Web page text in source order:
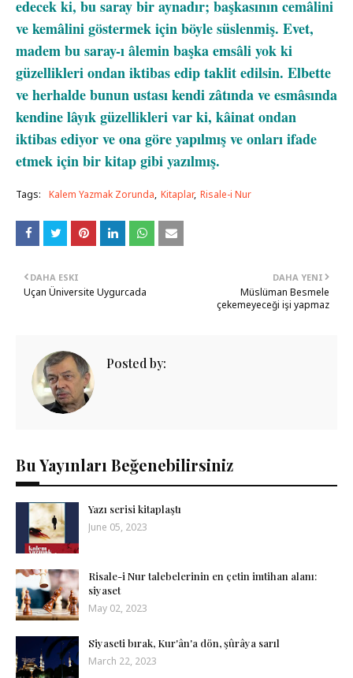
edecek ki, bu saray bir aynadır; başkasının cemâlini
ve kemâlini göstermek için böyle süslenmiş. Evet,
madem bu saray-ı âlemin başka emsâli yok ki
güzellikleri ondan iktibas edip taklit edilsin. Elbette
ve herhalde bunun ustası kendi zâtında ve esmâsında
kendine lâyık güzellikleri var ki, kâinat ondan
iktibas ediyor ve ona göre yapılmış ve onları ifade
etmek için bir kitap gibi yazılmış.
Tags: Kalem Yazmak Zorunda Kitaplar Risale-i Nur
DAHA YENI
Müslüman Besmele
çekemeyeceği işi yapmaz
DAHA ESKI
Uçan Üniversite Uygurcada
Posted by:
Bu Yayınları Beğenebilirsiniz
Yazı serisi kitaplaştı
June 05, 2023
Risale-i Nur talebelerinin en çetin imtihan alanı:
siyaset
May 02, 2023
Siyaseti bırak, Kur'ân'a dön, şûrâya sarıl
March 22, 2023